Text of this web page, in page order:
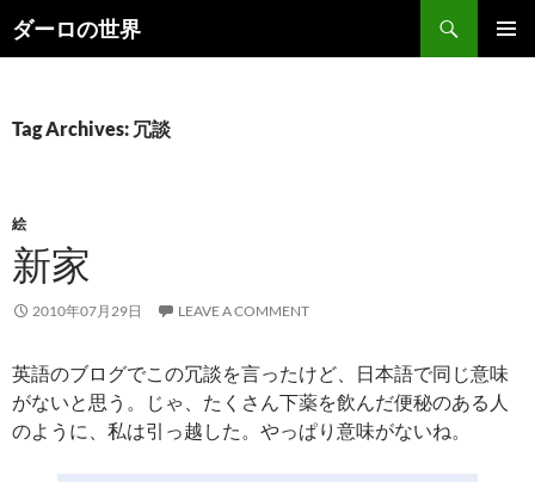
Skip
toダーロの世界
Search
Tag Archives: 冗談
絵
新家
2010年07月29日 LEAVE A COMMENT
英語のブログでこの冗談を言ったけど、日本語で同じ意味
がないと思う。じゃ、たくさん下薬を飲んだ便秘のある人
のように、私は引っ越した。やっぱり意味がないね。